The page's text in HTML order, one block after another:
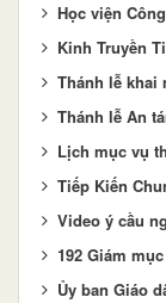
Học viện
Kinh Truyền
Thánh lễ khai
Thánh lễ An
Lịch mục vụ
Tiếp Kiến
Video ý cầu
192 Giám
Ủy ban Giáo